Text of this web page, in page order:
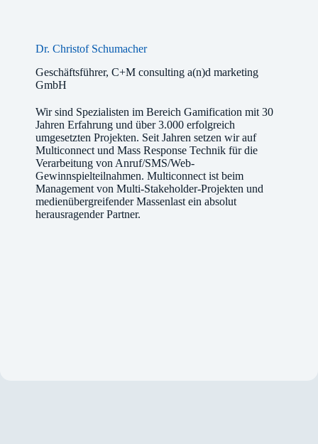
Dr. Christof Schumacher
Geschäftsführer, C+M consulting a(n)d marketing
GmbH
Wir sind Spezialisten im Bereich Gamification mit 30
Jahren Erfahrung und über 3.000 erfolgreich
umgesetzten Projekten. Seit Jahren setzen wir auf
Multiconnect und Mass Response Technik für die
Verarbeitung von Anruf/SMS/Web-
Gewinnspielteilnahmen. Multiconnect ist beim
Management von Multi-Stakeholder-Projekten und
medienübergreifender Massenlast ein absolut
herausragender Partner.